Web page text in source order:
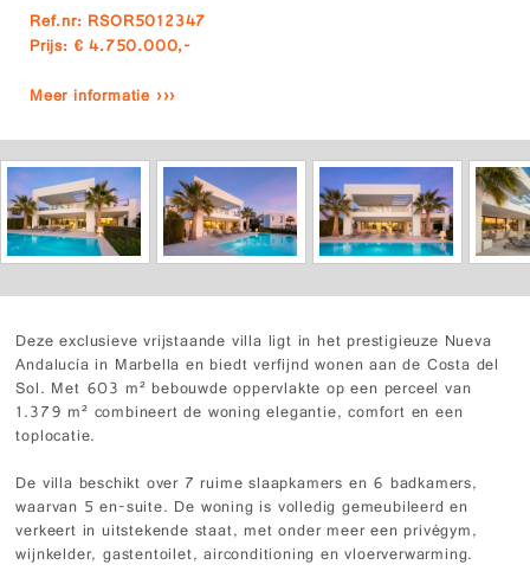
Ref.nr: RSOR5012347
Prijs: € 4.750.000,-
Meer informatie ›››
Deze exclusieve vrijstaande villa ligt in het prestigieuze Nueva
Andalucía in Marbella en biedt verfijnd wonen aan de Costa del
Sol. Met 603 m² bebouwde oppervlakte op een perceel van
1.379 m² combineert de woning elegantie, comfort en een
toplocatie.
De villa beschikt over 7 ruime slaapkamers en 6 badkamers,
waarvan 5 en-suite. De woning is volledig gemeubileerd en
verkeert in uitstekende staat, met onder meer een privégym,
wijnkelder, gastentoilet, airconditioning en vloerverwarming.